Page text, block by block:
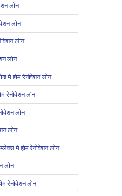
लोन
लोन
लोन
लोन
मे होम रेनोवेशन लोन
रेनोवेशन लोन
लोन
लोन
मे होम रेनोवेशन लोन
लोन
रेनोवेशन लोन